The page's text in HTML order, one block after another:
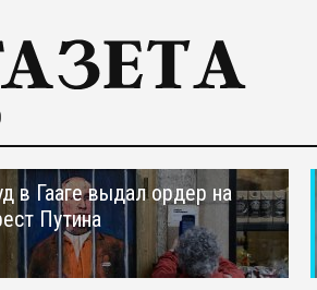
в Гааге выдал ордер на
Путина